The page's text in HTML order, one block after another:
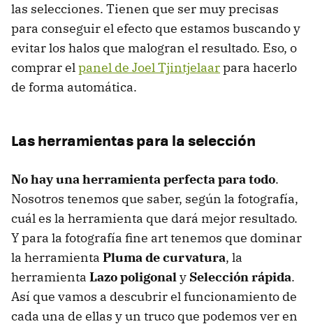
las selecciones. Tienen que ser muy precisas
para conseguir el efecto que estamos buscando y
evitar los halos que malogran el resultado. Eso, o
comprar elpanel de Joel Tjintjelaarpara hacerlo
de forma automática.
Las herramientas para la selección
No hay una herramienta perfecta para todo.
Nosotros tenemos que saber, según la fotografía,
cuál es la herramienta que dará mejor resultado.
Y para la fotografía fine art tenemos que dominar
la herramienta Pluma de curvatura, la
herramienta Lazo poligonaly Selección rápida.
Así que vamos a descubrir el funcionamiento de
cada una de ellas y un truco que podemos ver en